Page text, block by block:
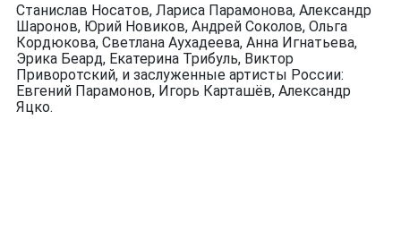
Станислав Носатов, Лариса Парамонова, Александр
Шаронов, Юрий Новиков, Андрей Соколов, Ольга
Кордюкова, Светлана Аухадеева, Анна Игнатьева,
Эрика Беард, Екатерина Трибуль, Виктор
Приворотский, и заслуженные артисты России:
Евгений Парамонов, Игорь Карташёв, Александр
Яцко.